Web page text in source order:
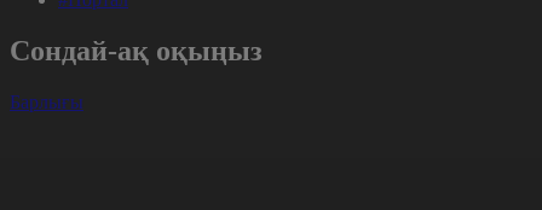
Сондай-ақ оқыңыз
Барлығы